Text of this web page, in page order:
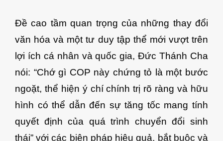
Đề cao tầm quan trọng của những thay đổi
văn hóa và một tư duy tập thể mới vượt trên
lợi ích cá nhân và quốc gia, Đức Thánh Cha
nói: “Chớ gì COP này chứng tỏ là một bước
ngoặt, thể hiện ý chí chính trị rõ ràng và hữu
hình có thể dẫn đến sự tăng tốc mang tính
quyết định của quá trình chuyển đổi sinh
thái” với các biện pháp hiệu quả, bắt buộc và